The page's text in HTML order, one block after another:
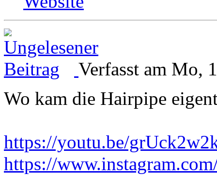
Verfasst am Mo,
Wo kam die Hairpipe
https://youtu.be/
https://